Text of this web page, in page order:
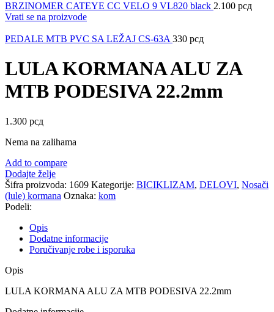
BRZINOMER CATEYE CC VELO 9 VL820 black 2.100 рсд
Vrati se na proizvode
PEDALE MTB PVC SA LEŽAJ CS-63A 330 рсд
LULA KORMANA ALU ZA
MTB PODESIVA 22.2mm
1.300 рсд
Nema na zalihama
Add to compare
Dodajte želje
Šifra proizvoda: 1609 Kategorije: BICIKLIZAM, DELOVI, Nosači
(lule) kormana Oznaka: kom
Podeli:
Opis
Dodatne informacije
Poručivanje robe i isporuka
Opis
LULA KORMANA ALU ZA MTB PODESIVA 22.2mm